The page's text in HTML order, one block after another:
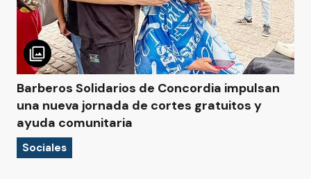
Barberos Solidarios de Concordia impulsan
una nueva jornada de cortes gratuitos y
ayuda comunitaria
Sociales